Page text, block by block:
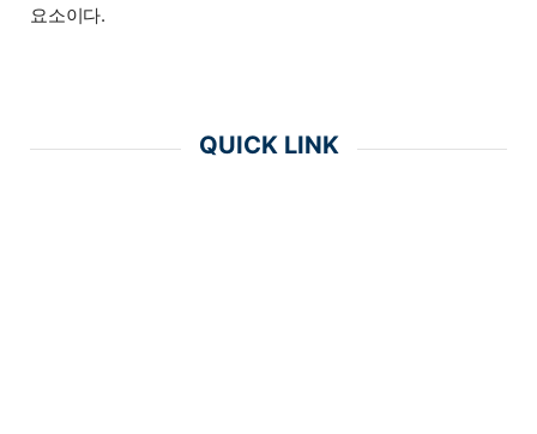
요소이다.
QUICK LINK